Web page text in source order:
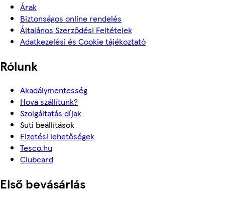
Árak
Biztonságos online rendelés
Általános Szerződési Feltételek
Adatkezelési és Cookie tájékoztató
Rólunk
Akadálymentesség
Hova szállítunk?
Szolgáltatás díjak
Süti beállítások
Fizetési lehetőségek
Tesco.hu
Clubcard
Első bevásárlás